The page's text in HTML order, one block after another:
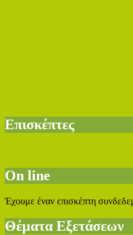
Επισκέπτες
On line
Έχουμε έναν επισκέπτη
Θέματα Εξετάσεων